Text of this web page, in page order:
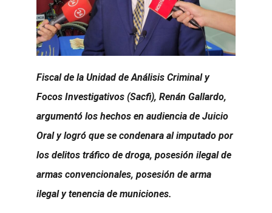
Fiscal de la Unidad de Análisis Criminal y
Focos Investigativos (Sacfi), Renán Gallardo,
argumentó los hechos en audiencia de Juicio
Oral y logró que se condenara al imputado por
los delitos tráfico de droga, posesión ilegal de
armas convencionales, posesión de arma
ilegal y tenencia de municiones.